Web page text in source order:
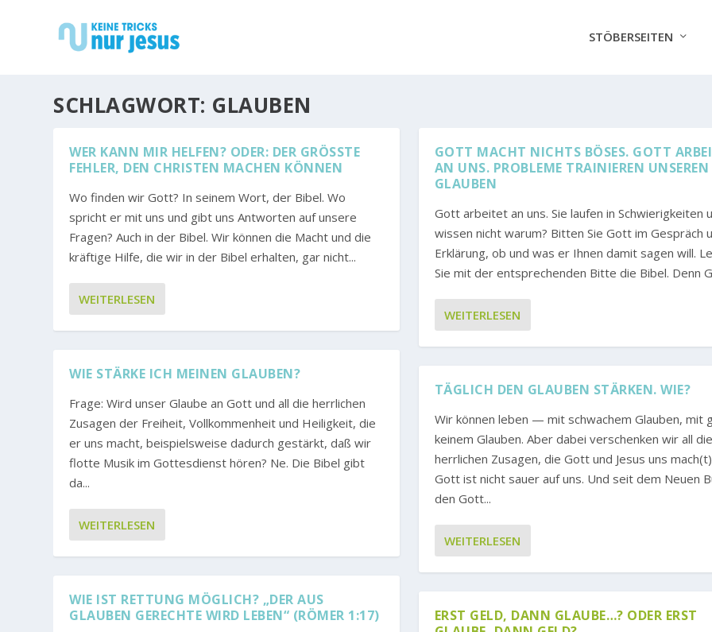
STÖBERSEITEN
SCHLAGWORT: GLAUBEN
WER KANN MIR HELFEN? ODER: DER GRÖSSTE F
EHLER, DEN CHRISTEN MACHEN KÖNNEN
Wo finden wir Gott? In seinem Wort, der Bibel. Wo
spricht er mit uns und gibt uns Antworten auf unsere
Fragen? Auch in der Bibel. Wir können die Macht und die
kräftige Hilfe, die wir in der Bibel erhalten, gar nicht...
WEITERLESEN
WIE STÄRKE ICH MEINEN GLAUBEN?
Frage: Wird unser Glaube an Gott und all die herrlichen
Zusagen der Freiheit, Vollkommenheit und Heiligkeit, die
er uns macht, beispielsweise dadurch gestärkt, daß wir
flotte Musik im Gottesdienst hören? Ne. Die Bibel gibt
da...
WEITERLESEN
WIE IST RETTUNG MÖGLICH? „DER AUS
GLAUBEN GERECHTE WIRD LEBEN“ (RÖMER 1:17)
GOTT MACHT NICHTS BÖSES. GOTT
AN UNS. PROBLEME TRAINIEREN UNSEREN
GLAUBEN
Gott arbeitet an uns. Sie laufen in Schwierigkeiten
wissen nicht warum? Bitten Sie Gott im Gespräch
Erklärung, ob und was er Ihnen damit sagen will.
Sie mit der entsprechenden Bitte die Bibel. Denn
WEITERLESEN
TÄGLICH DEN GLAUBEN STÄRKEN. WIE?
Wir können leben — mit schwachem Glauben, mit
keinem Glauben. Aber dabei verschenken wir all die
herrlichen Zusagen, die Gott und Jesus uns
Gott ist nicht sauer auf uns. Und seit dem Neuen
den Gott...
WEITERLESEN
ERST GELD, DANN GLAUBE…? ODER ERST